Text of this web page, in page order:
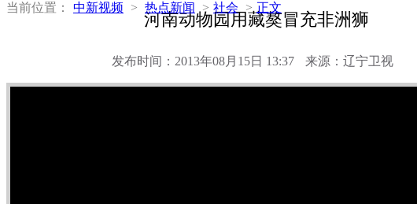
当前位置： 中新视频 > 热点新闻 > 社会 > 正文
河南动物园用藏獒冒充非洲狮
发布时间：2013年08月15日 13:37 来源：辽宁卫视